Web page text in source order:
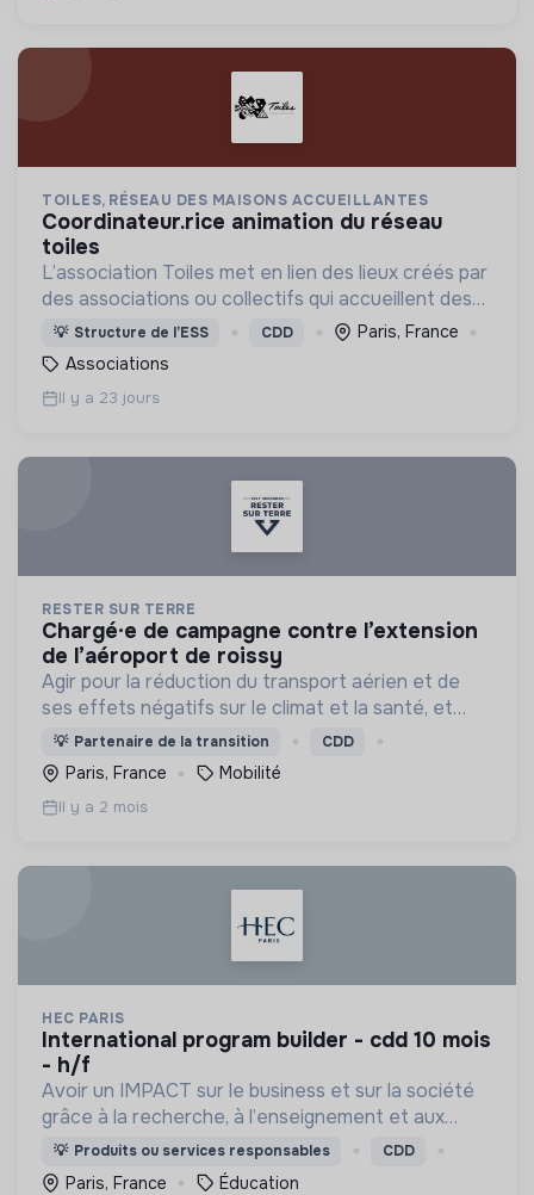
TOILES, RÉSEAU DES MAISONS ACCUEILLANTES
coordinateur.rice animation du réseau
toiles
L’association Toiles met en lien des lieux créés par
des associations ou collectifs qui accueillent des
personnes exilé.es ne pouvant pas bénéficier du
Dispositif National d’Etat (DNA).
💡 Structure de l’ESS CDD
Paris, France
Associations
Il y a 23 jours
RESTER SUR TERRE
chargé·e de campagne contre l’extension
de l’aéroport de roissy
Agir pour la réduction du transport aérien et de
ses effets négatifs sur le climat et la santé, et
pour des alternatives et modes de déplacement
plus soutenables et plus justes.
💡 Partenaire de la transition CDD
Paris, France Mobilité
Il y a 2 mois
HEC PARIS
international program builder - cdd 10 mois
- h/f
Avoir un IMPACT sur le business et sur la société
grâce à la recherche, à l’enseignement et aux
actions que nous menons, et ainsi contribuer à un
monde plus inclusif, plus durable et plus prospère.
💡 Produits ou services responsables CDD
Paris, France Éducation